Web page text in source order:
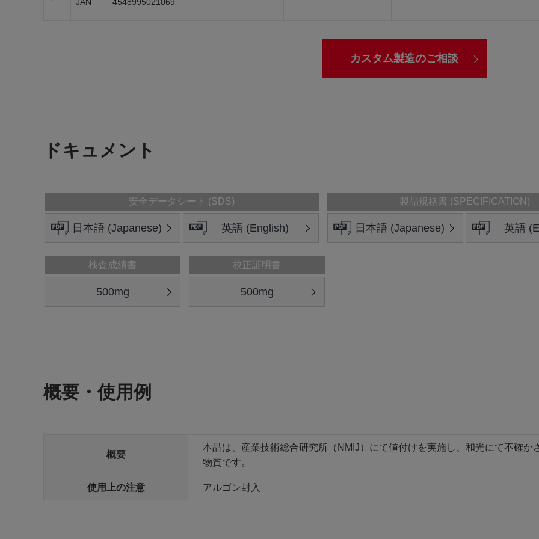
カスタム製造のご相談
ドキュメント
安全データシート (SDS)
日本語 (Japanese) 英語 (English)
製品規格書 (SPECIFICATION)
日本語 (Japanese) 英語
検査成績書
500mg
校正証明書
500mg
概要・使用例
概要
本品は、産業技術総合研究所（NMIJ）にて値付けを実施し、和光にて不確
物質です。
使用上の注意 アルゴン封入